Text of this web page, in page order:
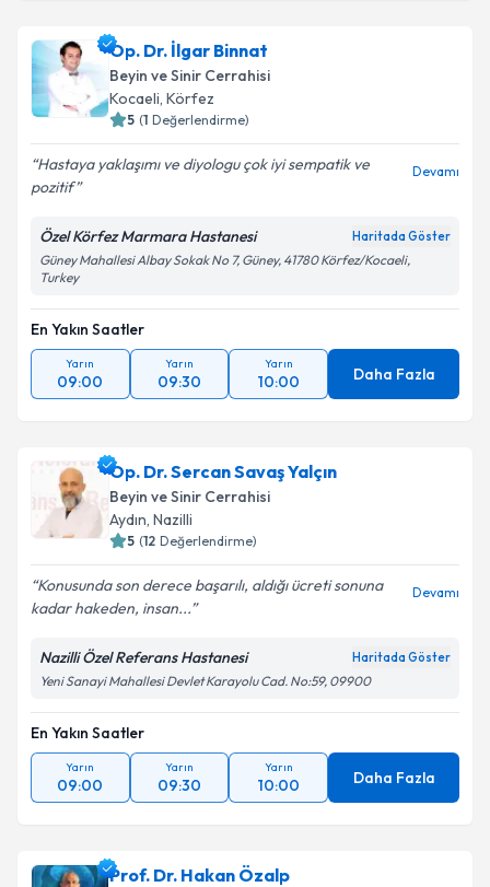
Op. Dr. İlgar Binnat
Beyin ve Sinir Cerrahisi
Kocaeli, Körfez
5 (1 Değerlendirme)
Hastaya yaklaşımı ve diyologu çok iyi sempatik ve
pozitif
Devamı
Özel Körfez Marmara Hastanesi Haritada Göster
Güney Mahallesi Albay Sokak No 7, Güney, 41780 Körfez/Kocaeli,
Turkey
En Yakın Saatler
Yarın
09:00
Yarın
09:30
Yarın
10:00 Daha Fazla
Op. Dr. Sercan Savaş Yalçın
Beyin ve Sinir Cerrahisi
Aydın, Nazilli
5 (12 Değerlendirme)
Konusunda son derece başarılı, aldığı ücreti sonuna
kadar hakeden, insan...
Devamı
Nazilli Özel Referans Hastanesi Haritada Göster
Yeni Sanayi Mahallesi Devlet Karayolu Cad. No:59, 09900
En Yakın Saatler
Yarın
09:00
Yarın
09:30
Yarın
10:00 Daha Fazla
Prof. Dr. Hakan Özalp